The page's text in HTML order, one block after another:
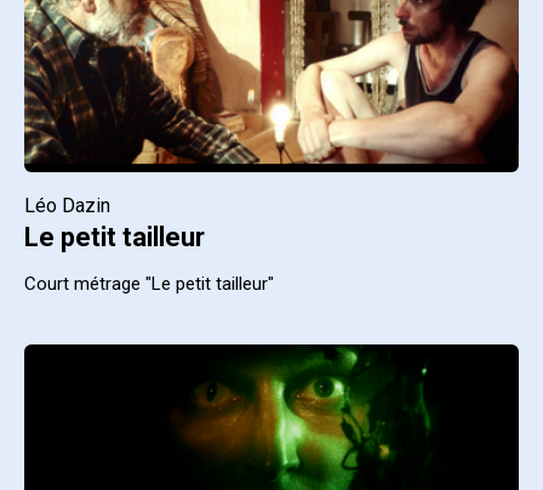
Léo Dazin
Le petit tailleur
Court métrage "Le petit tailleur"